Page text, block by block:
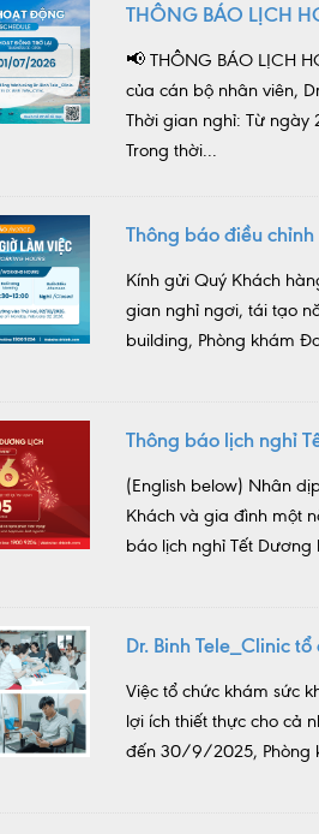
THÔNG BÁO LỊCH
📢 THÔNG BÁO LỊCH
của cán bộ nhân viên,
Thời gian nghỉ: Từ
Trong thời...
Thông báo điều
Kính gửi Quý Khách
gian nghỉ ngơi, tái tạo
building, Phòng khám
Thông báo lịch nghỉ
(English below) Nhân
Khách và gia đình một
báo lịch nghỉ Tết Dương
Dr. Binh Tele_Clinic
Việc tổ chức khám sức
lợi ích thiết thực cho cả
đến 30/9/2025, Phòng